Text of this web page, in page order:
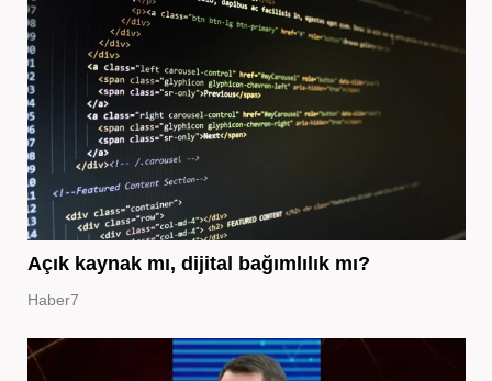
Açık kaynak mı, dijital bağımlılık mı?
Haber7